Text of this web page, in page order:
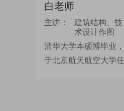
白老师
主讲：
建筑结构、技
术设计作图
清华大学本硕博毕业
于北京航天航空大学任